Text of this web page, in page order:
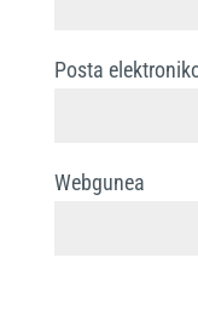
Posta
Webgunea